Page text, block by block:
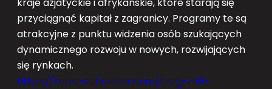
kraje azjatyckie i afrykańskie, które starają się
przyciągnąć kapitał z zagranicy. Programy te są
atrakcyjne z punktu widzenia osób szukających
dynamicznego rozwoju w nowych, rozwijających
się rynkach.
https://mmt-schneider.com/blog-796-